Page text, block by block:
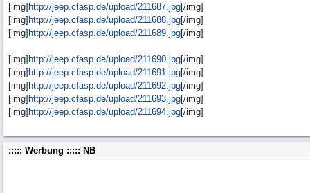
[img] http://jeep.cfasp.de/upload/211687.jpg[/img]
[img] http://jeep.cfasp.de/upload/211688.jpg[/img]
[img] http://jeep.cfasp.de/upload/211689.jpg[/img]
[img] http://jeep.cfasp.de/upload/211690.jpg[/img]
[img] http://jeep.cfasp.de/upload/211691.jpg[/img]
[img] http://jeep.cfasp.de/upload/211692.jpg[/img]
[img] http://jeep.cfasp.de/upload/211693.jpg[/img]
[img] http://jeep.cfasp.de/upload/211694.jpg[/img]
::::: Werbung ::::: NB